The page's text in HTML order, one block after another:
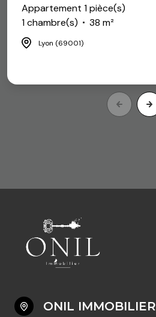
Appartement 1 pièce(s)
1 chambre(s)
38 m²
Lyon (69001)
ONIL IMMOBILIER